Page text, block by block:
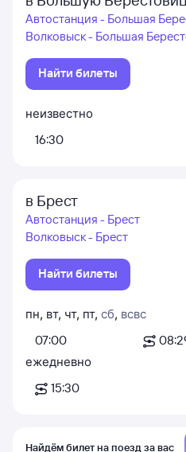
Автостанция - Большая
Волковыск - Большая
Найти билеты
неизвестно
16:30
в Брест
Автостанция - Брест
Волковыск - Брест
Найти билеты
пн, вт, чт, пт, сб, вс
07:00
вс
ежедневно
15:30
Найдём билет на поезд за вас